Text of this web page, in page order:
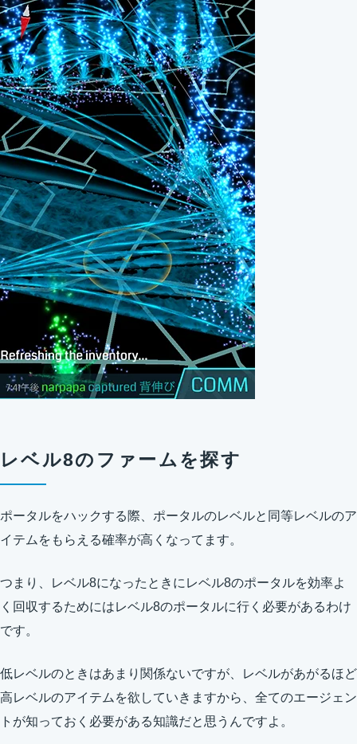
レベル8のファームを探す
ポータルをハックする際、ポータルのレベルと同等レベルのア
イテムをもらえる確率が高くなってます。
つまり、レベル8になったときにレベル8のポータルを効率よ
く回収するためにはレベル8のポータルに行く必要があるわけ
です。
低レベルのときはあまり関係ないですが、レベルがあがるほど
高レベルのアイテムを欲していきますから、全てのエージェン
トが知っておく必要がある知識だと思うんですよ。